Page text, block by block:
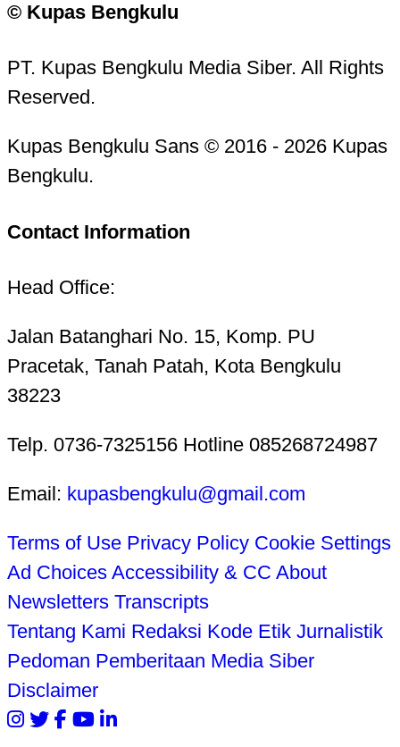
© Kupas Bengkulu
PT. Kupas Bengkulu Media Siber. All Rights
Reserved.
Kupas Bengkulu Sans © 2016 - 2026 Kupas
Bengkulu.
Contact Information
Head Office:
Jalan Batanghari No. 15, Komp. PU
Pracetak, Tanah Patah, Kota Bengkulu
38223
Telp. 0736-7325156 Hotline 085268724987
Email: kupasbengkulu@gmail.com
Terms of Use Privacy Policy Cookie Settings
Ad Choices Accessibility & CC About
Newsletters Transcripts
Tentang Kami Redaksi Kode Etik Jurnalistik
Pedoman Pemberitaan Media Siber
Disclaimer